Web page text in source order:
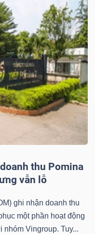
thu Pomina
vẫn lỗ
ghi nhận doanh thu
một phần hoạt động
Vingroup. Tuy...